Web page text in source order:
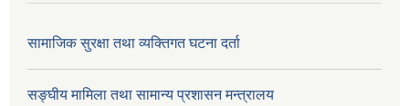
सामाजिक सुरक्षा तथा व्यक्तिगत घटना दर्ता
सङ्घीय मामिला तथा सामान्य प्रशासन मन्त्रालय